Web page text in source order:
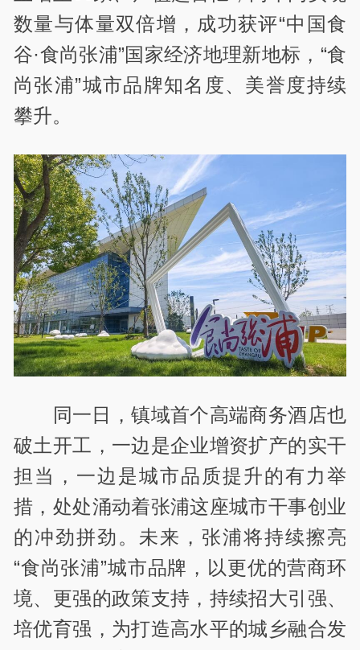
数量与体量双倍增，成功获评“中国食
谷·食尚张浦”国家经济地理新地标，“食
尚张浦”城市品牌知名度、美誉度持续
攀升。
同一日，镇域首个高端商务酒店也
破土开工，一边是企业增资扩产的实干
担当，一边是城市品质提升的有力举
措，处处涌动着张浦这座城市干事创业
的冲劲拼劲。未来，张浦将持续擦亮
“食尚张浦”城市品牌，以更优的营商环
境、更强的政策支持，持续招大引强、
培优育强，为打造高水平的城乡融合发